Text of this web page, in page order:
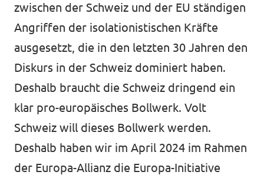
zwischen der Schweiz und der EU ständigen
Angriffen der isolationistischen Kräfte
ausgesetzt, die in den letzten 30 Jahren den
Diskurs in der Schweiz dominiert haben.
Deshalb braucht die Schweiz dringend ein
klar pro-europäisches Bollwerk. Volt
Schweiz will dieses Bollwerk werden.
Deshalb haben wir im April 2024 im Rahmen
der Europa-Allianz die Europa-Initiative